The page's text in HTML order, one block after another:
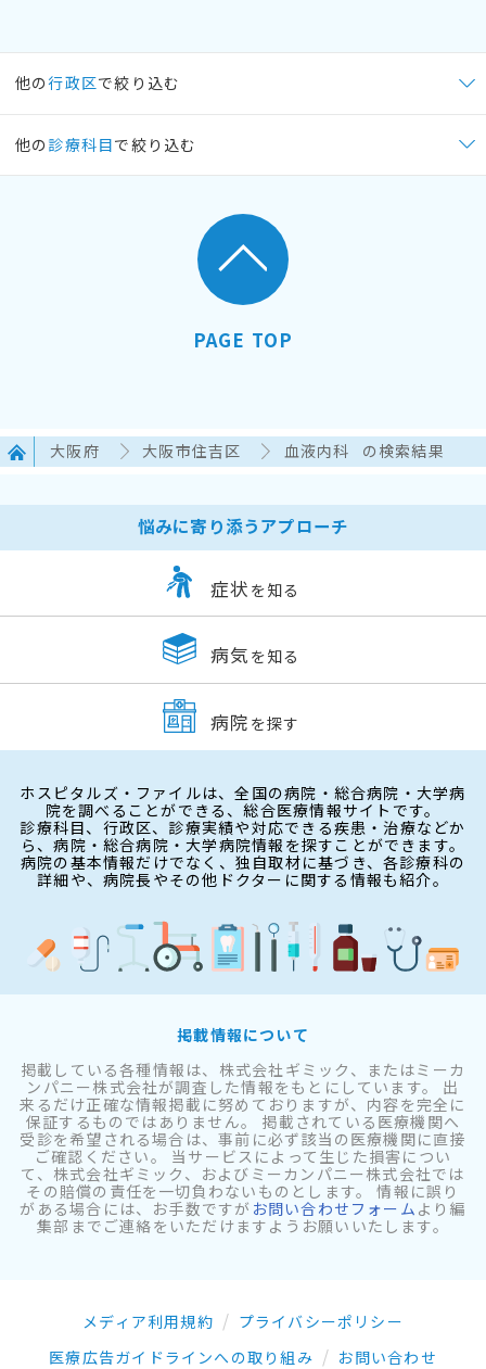
他の行政区で絞り込む
他の 診療科目で絞り込む
PAGE TOP
大阪府 大阪市住吉区 血液内科 の検索結果
悩みに寄り添うアプローチ
症状 を知る
病気 を知る
病院 を探す
ホスピタルズ・ファイルは、全国の病院・総合病院・大学病
院を調べることができる、総合医療情報サイトです。
診療科目、行政区、診療実績や対応できる疾患・治療などか
ら、病院・総合病院・大学病院情報を探すことができます。
病院の基本情報だけでなく、独自取材に基づき、各診療科の
詳細や、病院長やその他ドクターに関する情報も紹介。
掲載情報について
掲載している各種情報は、株式会社ギミック、またはミーカ
ンパニー株式会社が調査した情報をもとにしています。 出
来るだけ正確な情報掲載に努めておりますが、内容を完全に
保証するものではありません。 掲載されている医療機関へ
受診を希望される場合は、事前に必ず該当の医療機関に直接
ご確認ください。 当サービスによって生じた損害につい
て、株式会社ギミック、およびミーカンパニー株式会社では
その賠償の責任を一切負わないものとします。 情報に誤り
がある場合には、お手数ですが お問い合わせフォーム より編
集部までご連絡をいただけますようお願いいたします。
メディア利用規約
プライバシーポリシー
医療広告ガイドラインへの取り組み
お問い合わせ